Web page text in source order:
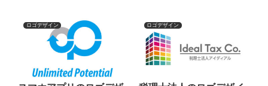
ロゴデザイン ロゴデザイン